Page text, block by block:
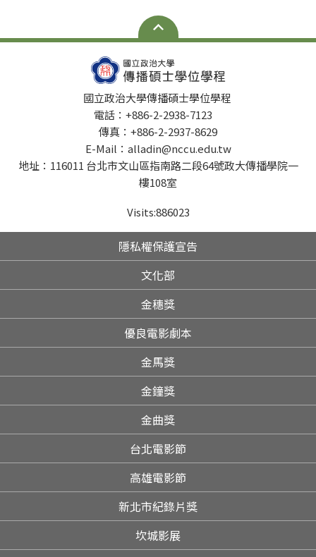
國立政治大學傳播碩士學位學程
電話：+886-2-2938-7123
傳真：+886-2-2937-8629
E-Mail：alladin@nccu.edu.tw
地址：116011 台北市文山區指南路二段64號政大傳播學院一
樓108室
Visits:886023
隱私權保護宣告
文化部
金穗獎
優良電影劇本
金馬獎
金鐘獎
金曲獎
台北電影節
高雄電影節
新北市紀錄片獎
坎城影展